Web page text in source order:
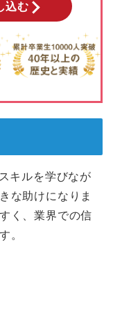
込む
キルを学びなが
な助けになりま
く、業界での信
。